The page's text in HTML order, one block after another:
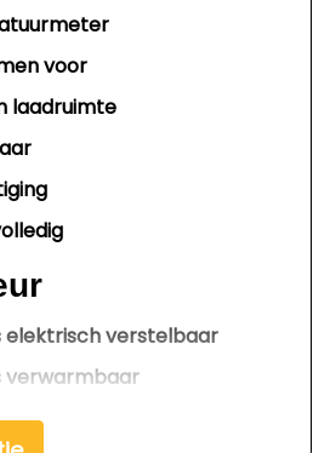
voor
laadruimte
elektrisch verstelbaar
verwarmbaar
met